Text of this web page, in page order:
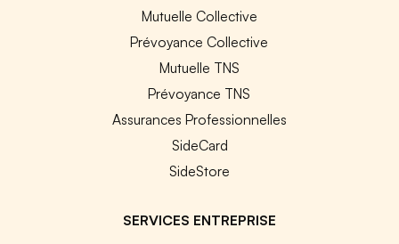
Mutuelle Collective
Prévoyance Collective
Mutuelle TNS
Prévoyance TNS
Assurances Professionnelles
SideCard
SideStore
SERVICES ENTREPRISE